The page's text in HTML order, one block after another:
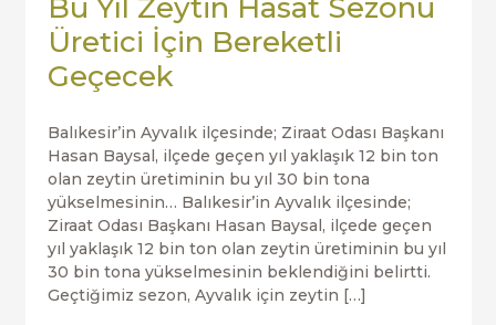
Bu Yıl Zeytin Hasat Sezonu
Üretici İçin Bereketli
Geçecek
Balıkesir’in Ayvalık ilçesinde; Ziraat Odası Başkanı
Hasan Baysal, ilçede geçen yıl yaklaşık 12 bin ton
olan zeytin üretiminin bu yıl 30 bin tona
yükselmesinin… Balıkesir’in Ayvalık ilçesinde;
Ziraat Odası Başkanı Hasan Baysal, ilçede geçen
yıl yaklaşık 12 bin ton olan zeytin üretiminin bu yıl
30 bin tona yükselmesinin beklendiğini belirtti.
Geçtiğimiz sezon, Ayvalık için zeytin […]